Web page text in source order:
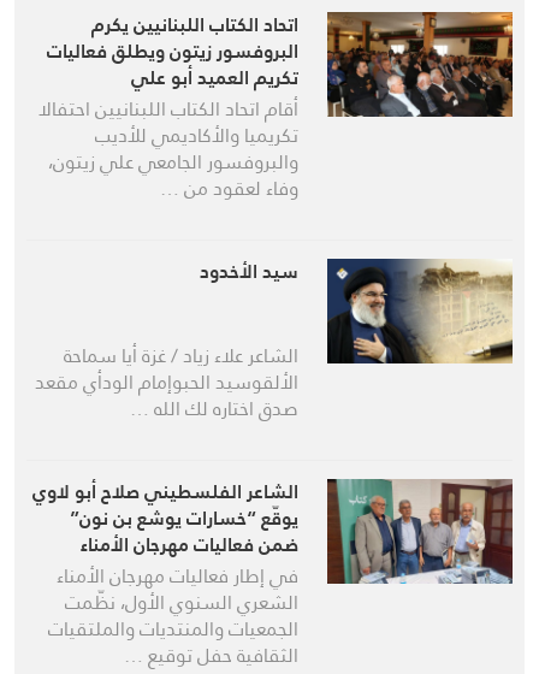
اتحاد الكتاب اللبنانيين يكرم
البروفسور زيتون ويطلق فعاليات
تكريم العميد أبو علي
أقام اتحاد الكتاب اللبنانيين احتفالا
تكريميا والأكاديمي للأديب
والبروفسور الجامعي علي زيتون،
وفاء لعقود من …
سيد الأخدود
الشاعر علاء زياد / غزة أيا سماحة
الألقوسيد الحبوإمام الودأي مقعد
صدق اختاره لك الله …
الشاعر الفلسطيني صلاح أبو لاوي
يوقّع “خسارات يوشع بن نون”
ضمن فعاليات مهرجان الأمناء
الشعري
في إطار فعاليات مهرجان الأمناء
الشعري السنوي الأول، نظّمت
الجمعيات والمنتديات والملتقيات
الثقافية حفل توقيع …